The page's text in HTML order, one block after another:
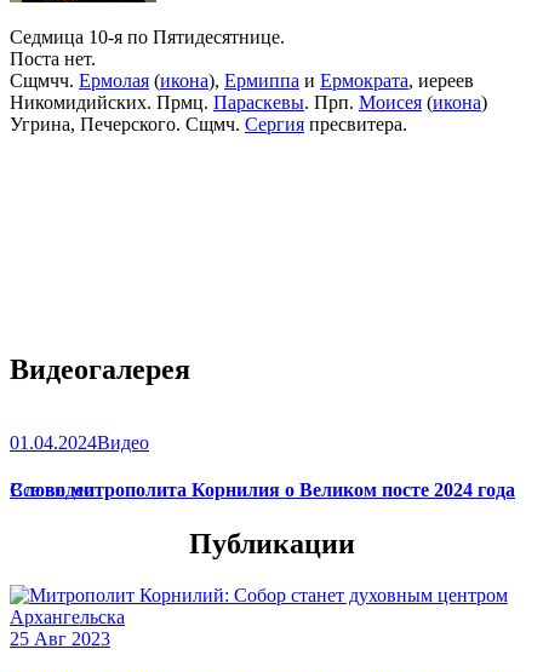
Седмица 10-я по Пятидесятнице.
Поста нет.
Сщмчч. Ермолая (икона), Ермиппа и Ермократа, иереев
Никомидийских. Прмц. Параскевы. Прп. Моисея (икона)
Угрина, Печерского. Сщмч. Сергия пресвитера.
Видеогалерея
01.04.2024Видео
Слово митрополита Корнилия о Великом посте 2024 года
Все видео
Публикации
25 Авг 2023